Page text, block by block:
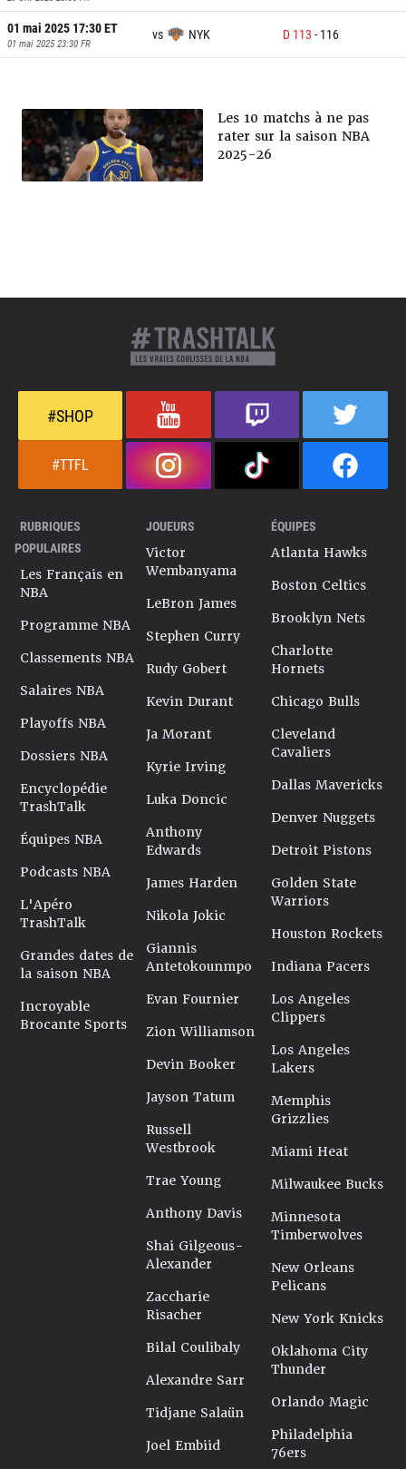
01 mai 2025 17:30ET
01 mai 2025 23:30 FR
vs NYK D 113 - 116
Les 10 matchs à ne pas
rater sur la saison NBA
2025-26
#SHOP
#TTFL
RUBRIQUES
POPULAIRES
Les Français en
NBA
Programme NBA
Classements NBA
Salaires NBA
Playoffs NBA
Dossiers NBA
Encyclopédie
TrashTalk
Équipes NBA
Podcasts NBA
L'Apéro
TrashTalk
Grandes dates de
la saison NBA
Incroyable
Brocante Sports
JOUEURS
Victor
Wembanyama
LeBron James
Stephen Curry
Rudy Gobert
Kevin Durant
Ja Morant
Kyrie Irving
Luka Doncic
Anthony
Edwards
James Harden
Nikola Jokic
Giannis
Antetokounmpo
Evan Fournier
Zion Williamson
Devin Booker
Jayson Tatum
Russell
Westbrook
Trae Young
Anthony Davis
Shai Gilgeous-
Alexander
Zaccharie
Risacher
Bilal Coulibaly
Alexandre Sarr
Tidjane Salaün
Joel Embiid
ÉQUIPES
Atlanta Hawks
Boston Celtics
Brooklyn Nets
Charlotte
Hornets
Chicago Bulls
Cleveland
Cavaliers
Dallas Mavericks
Denver Nuggets
Detroit Pistons
Golden State
Warriors
Houston Rockets
Indiana Pacers
Los Angeles
Clippers
Los Angeles
Lakers
Memphis
Grizzlies
Miami Heat
Milwaukee Bucks
Minnesota
Timberwolves
New Orleans
Pelicans
New York Knicks
Oklahoma City
Thunder
Orlando Magic
Philadelphia
76ers